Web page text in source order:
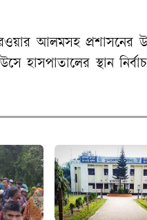
আলমসহ প্রশাসনের
স্থান